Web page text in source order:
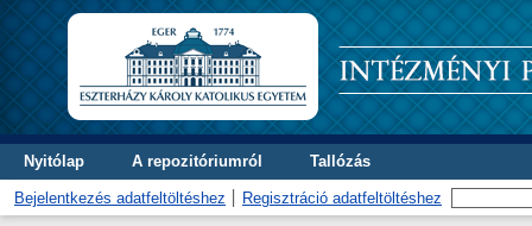
Nyitólap A repozitóriumról Tallózás
Bejelentkezés adatfeltöltéshez Regisztráció adatfeltöltéshez